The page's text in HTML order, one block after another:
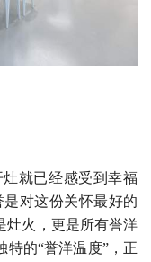
灶就已经感受到幸福
对这份关怀最好的
灶火，更是所有誉洋
特的“誉洋温度”，正